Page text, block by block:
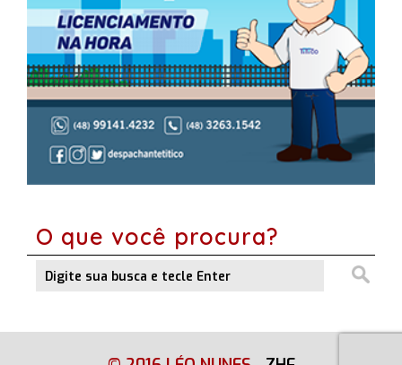
O que você procura?